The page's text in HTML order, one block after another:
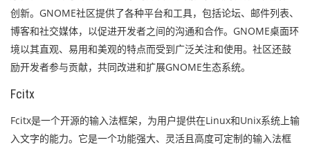
创新。GNOME社区提供了各种平台和工具，包括论坛、邮件列表、
博客和社交媒体，以促进开发者之间的沟通和合作。GNOME桌面环
境以其直观、易用和美观的特点而受到广泛关注和使用。社区还鼓
励开发者参与贡献，共同改进和扩展GNOME生态系统。
Fcitx
Fcitx是一个开源的输入法框架，为用户提供在Linux和Unix系统上输
入文字的能力。它是一个功能强大、灵活且高度可定制的输入法框